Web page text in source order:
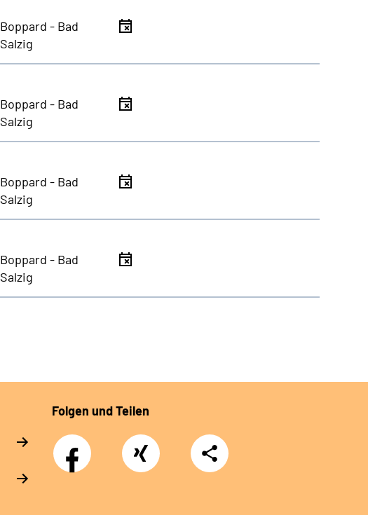
Boppard - Bad
Salzig
Boppard - Bad
Salzig
Boppard - Bad
Salzig
Boppard - Bad
Salzig
Folgen und Teilen
Facebook Xing
Teilen